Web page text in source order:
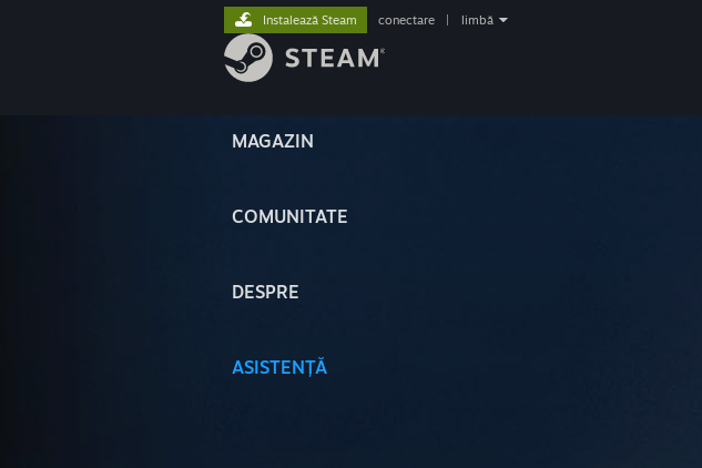
MAGAZIN
COMUNITATE
DESPRE
ASISTENȚĂ
Instalează Steam conectare limbă